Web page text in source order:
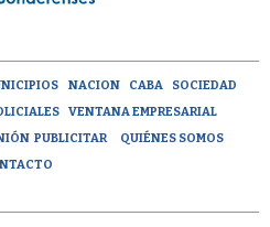
NACION CABA
SOCIEDAD
VENTANA EMPRESARIAL
PUBLICITAR
QUIÉNES SOMOS